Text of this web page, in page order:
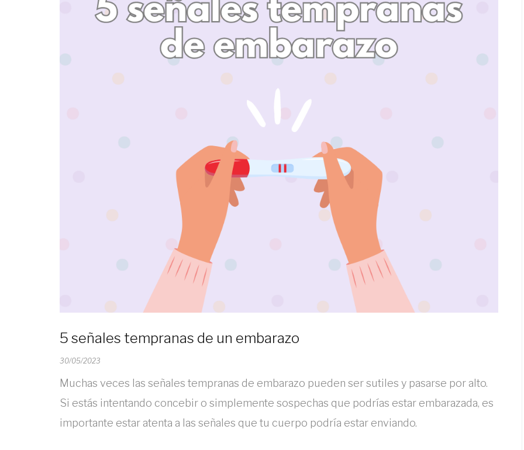
5 señales tempranas de un embarazo
30/05/2023
Muchas veces las señales tempranas de embarazo pueden ser sutiles y pasarse por alto.
Si estás intentando concebir o simplemente sospechas que podrías estar embarazada, es
importante estar atenta a las señales que tu cuerpo podría estar enviando.